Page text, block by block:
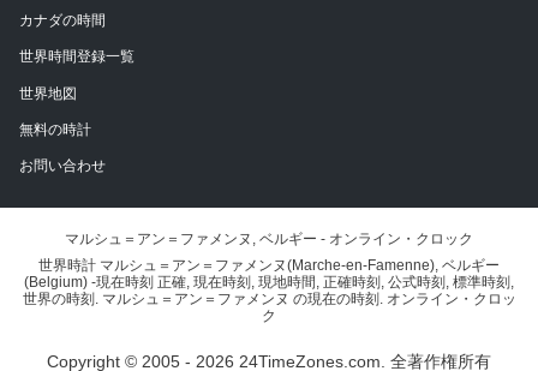
カナダの時間
世界時間登録一覧
世界地図
無料の時計
お問い合わせ
マルシュ＝アン＝ファメンヌ, ベルギー - オンライン・クロック
世界時計 マルシュ＝アン＝ファメンヌ(Marche-en-Famenne), ベルギー
(Belgium) -現在時刻 正確, 現在時刻, 現地時間, 正確時刻, 公式時刻, 標準時刻,
世界の時刻. マルシュ＝アン＝ファメンヌ の現在の時刻. オンライン・クロッ
ク
Copyright © 2005 - 2026 24TimeZones.com. 全著作権所有